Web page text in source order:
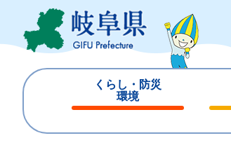
ジ
ュ
くらし・防災
環境
じ
じ